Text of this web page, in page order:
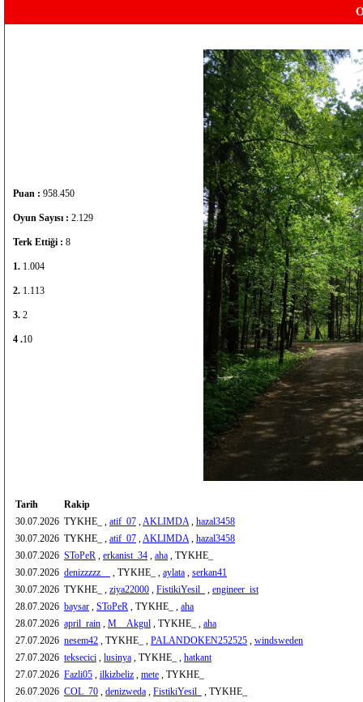
Puan : 958.450
Oyun Sayısı : 2.129
Terk Ettiği : 8
1. 1.004
2. 1.113
3. 2
4 .10
Tarih
Rakip
30.07.2026 TYKHE_ , atif_07 ,AKLIMDA, hazal3458
30.07.2026 TYKHE_ , atif_07 ,AKLIMDA, hazal3458
30.07.2026 SToPeR , erkanist_34 , aha , TYKHE_
30.07.2026 denizzzzz__ , TYKHE_ , aylata , serkan41
30.07.2026 TYKHE_ , ziya22000 , FistikiYesil_ , engineer_ist
28.07.2026 baysar , SToPeR , TYKHE_ , aha
28.07.2026 april_rain , M__Akgul , TYKHE_ , aha
27.07.2026 nesem42 , TYKHE_ , PALANDOKEN252525 , windsweden
27.07.2026 teksecici , lusinya , TYKHE_ , hatkant
27.07.2026 Fazli05 , ilkizbeliz , mete , TYKHE_
26.07.2026 COL_70 , denizweda , FistikiYesil_
, TYKHE_